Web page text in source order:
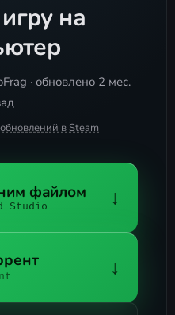
на
· обновлено 2 мес.
в Steam
файлом
Studio ↓
↓